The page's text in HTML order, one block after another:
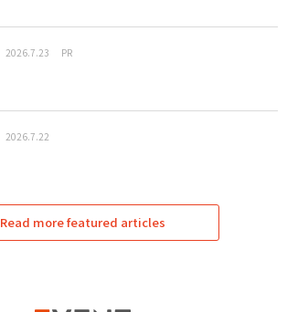
2026.7.23 PR
2026.7.22
Read more featured articles